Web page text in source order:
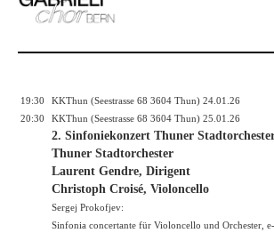
19:30
KKThun (Seestrasse 68 3604 Thun) 24.01.26
20:30
KKThun (Seestrasse 68 3604 Thun) 25.01.26
2. Sinfoniekonzert Thuner
Thuner Stadtorchester
Laurent Gendre, Dirigent
Christoph Croisé, Violoncello
Sergej Prokofjev:
Sinfonia concertante für Violoncello und Orchester,